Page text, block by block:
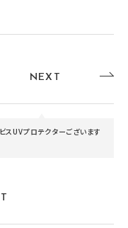
NEXT
スUVプロテクターございます